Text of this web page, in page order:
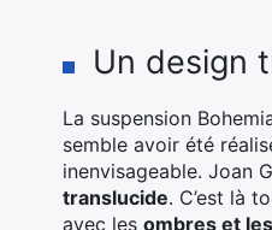
Un design
La suspension
semble avoir été
inenvisageable. Joan
translucide. C’est là
avec les ombres et